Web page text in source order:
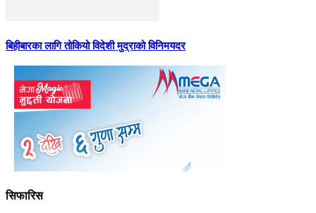
बिहीबारका लागि तोकियो विदेशी मुद्राको विनिमयदर
सिफारिस